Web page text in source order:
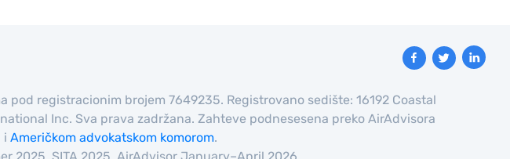
registracionim brojem 7649235. Registrovano sedište: 16192 Coastal
Inc. Sva prava zadržana. Zahteve podnesesena preko AirAdvisora
i Američkom advokatskom komorom.
2025, SITA 2025, AirAdvisor January–April 2026.